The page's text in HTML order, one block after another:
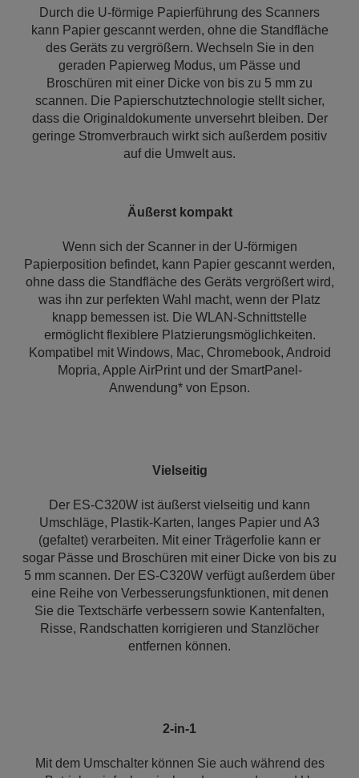
Durch die U-förmige Papierführung des Scanners
kann Papier gescannt werden, ohne die Standfläche
des Geräts zu vergrößern. Wechseln Sie in den
geraden Papierweg Modus, um Pässe und
Broschüren mit einer Dicke von bis zu 5 mm zu
scannen. Die Papierschutztechnologie stellt sicher,
dass die Originaldokumente unversehrt bleiben. Der
geringe Stromverbrauch wirkt sich außerdem positiv
auf die Umwelt aus.
Äußerst kompakt
Wenn sich der Scanner in der U-förmigen
Papierposition befindet, kann Papier gescannt werden,
ohne dass die Standfläche des Geräts vergrößert wird,
was ihn zur perfekten Wahl macht, wenn der Platz
knapp bemessen ist. Die WLAN-Schnittstelle
ermöglicht flexiblere Platzierungsmöglichkeiten.
Kompatibel mit Windows, Mac, Chromebook, Android
Mopria, Apple AirPrint und der SmartPanel-
Anwendung* von Epson.
Vielseitig
Der ES-C320W ist äußerst vielseitig und kann
Umschläge, Plastik-Karten, langes Papier und A3
(gefaltet) verarbeiten. Mit einer Trägerfolie kann er
sogar Pässe und Broschüren mit einer Dicke von bis zu
5 mm scannen. Der ES-C320W verfügt außerdem über
eine Reihe von Verbesserungsfunktionen, mit denen
Sie die Textschärfe verbessern sowie Kantenfalten,
Risse, Randschatten korrigieren und Stanzlöcher
entfernen können.
2-in-1
Mit dem Umschalter können Sie auch während des